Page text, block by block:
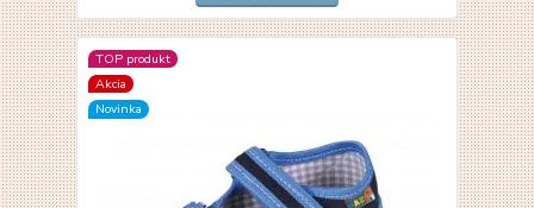
TOP produkt
Akcia
Novinka